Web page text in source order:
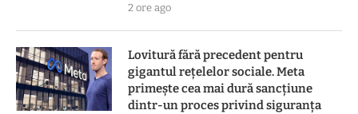
2 ore ago
Lovitură fără precedent pentru
gigantul rețelelor sociale. Meta
primește cea mai dură sancțiune
dintr-un proces privind siguranța